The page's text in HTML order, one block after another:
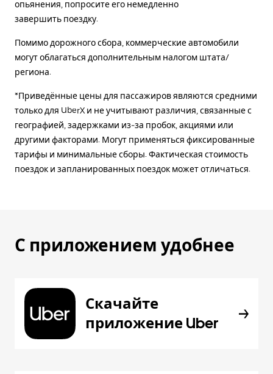
опьянения, попросите его немедленно
завершить поездку.
Помимо дорожного сбора, коммерческие автомобили
могут облагаться дополнительным налогом штата/
региона.
*Приведённые цены для пассажиров являются средними
только для UberX и не учитывают различия, связанные с
географией, задержками из-за пробок, акциями или
другими факторами. Могут применяться фиксированные
тарифы и минимальные сборы. Фактическая стоимость
поездок и запланированных поездок может отличаться.
С приложением удобнее
Скачайте
приложение Uber